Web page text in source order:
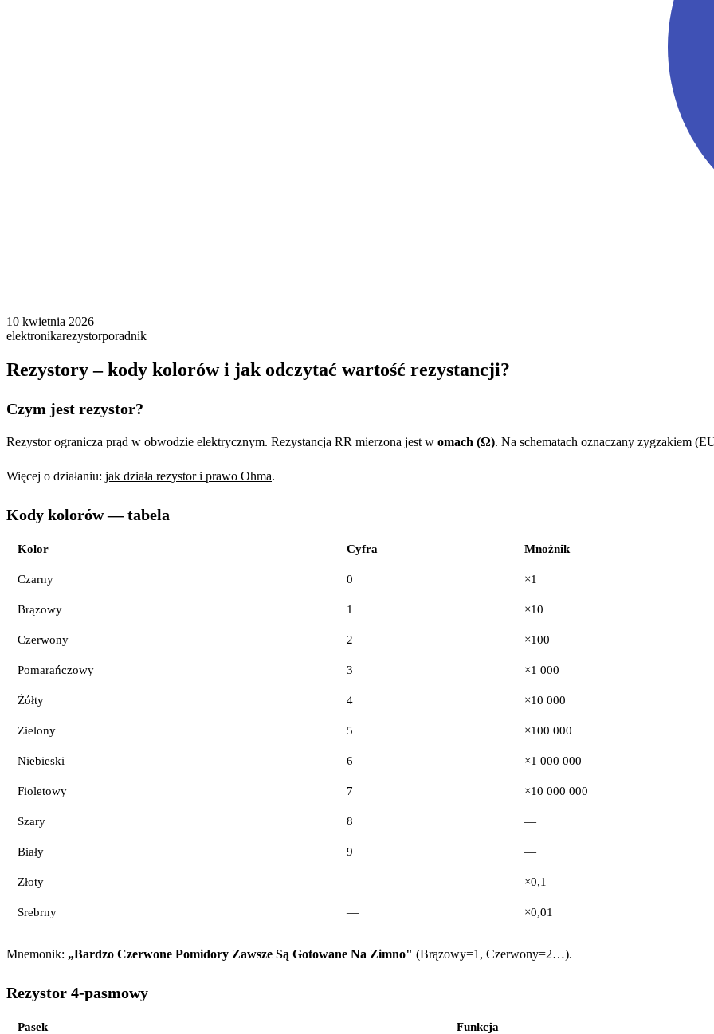
10 kwietnia 2026
elektronikarezystorporadnik
Rezystory – kody kolorów i jak odczytać wartość rezystancji?
Czym jest rezystor?
Rezystor ogranicza prąd w obwodzie elektrycznym. Rezystancja RR mierzona jest womach (Ω). Na schematach oznaczany zygzakiem
Więcej o działaniu: jak działa rezystor i prawo Ohma.
Kody kolorów — tabela
Kolor Cyfra Mnożnik
Czarny 0 ×1
Brązowy 1 ×10
Czerwony 2 ×100
Pomarańczowy 3 ×1 000
Żółty 4 ×10 000
Zielony 5 ×100 000
Niebieski 6 ×1 000 000
Fioletowy 7 ×10 000 000
Szary 8 —
Biały 9 —
Złoty — ×0,1
Srebrny — ×0,01
Mnemonik: „Bardzo Czerwone Pomidory Zawsze Są Gotowane Na Zimno" (Brązowy=1, Czerwony=2…).
Rezystor 4-pasmowy
Pasek Funkcja